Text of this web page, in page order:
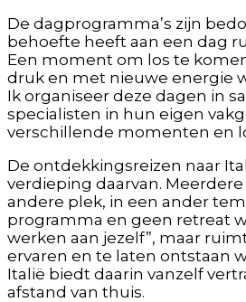
De dagprogramma’s zijn
behoefte heeft aan een dag
Een moment om los te
druk en met nieuwe energie
Ik organiseer deze dagen in
specialisten in hun eigen
verschillende momenten en
De ontdekkingsreizen naar
verdieping daarvan.
andere plek, in een ander
programma en geen retreat
werken aan jezelf”, maar
ervaren en te laten ontstaan
Italië biedt daarin vanzelf
afstand van thuis.